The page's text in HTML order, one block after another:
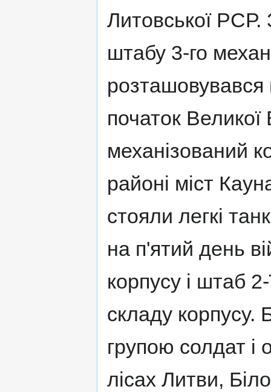
Литовської РСР.
штабу 3-го
розташовувався
початок Великої
механізований
районі міст
стояли легкі
на п'ятий день
корпусу і штаб
складу корпусу.
групою солдат і
лісах Литви,